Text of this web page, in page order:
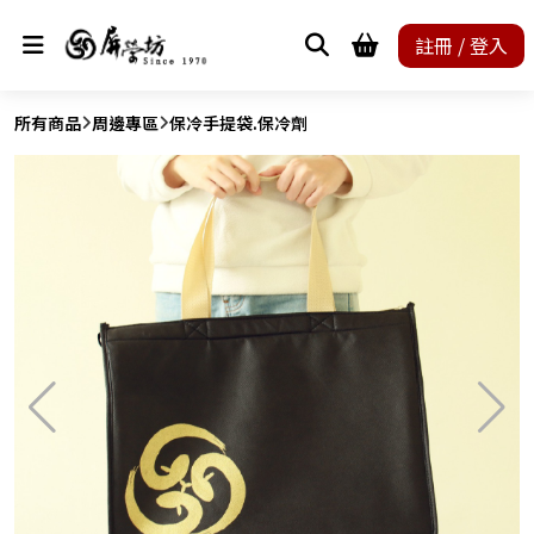
註冊 / 登入
所有商品 周邊專區 保冷手提袋.保冷劑